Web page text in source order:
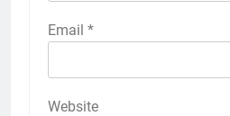
Email *
Website